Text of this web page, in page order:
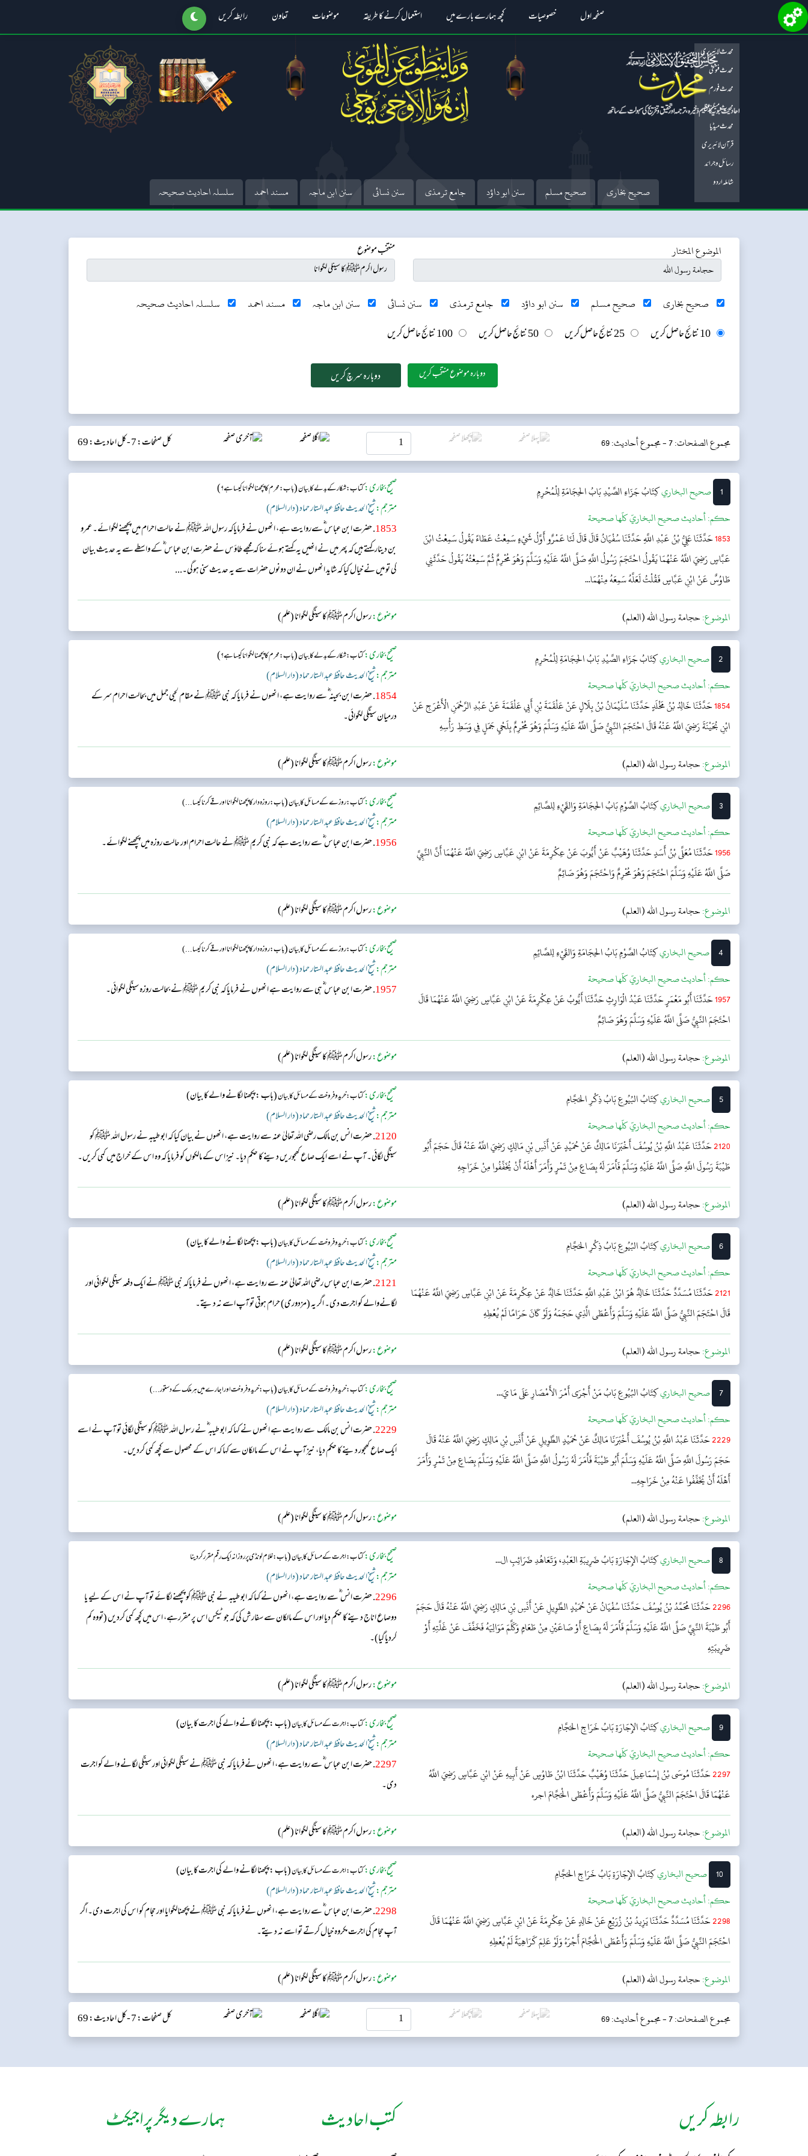
صفحہ اول خصوصیات کچھ ہمارے بارے میں استعمال کرنے کا طریقہ موضوعات تعاون رابطہ کریں
محدث لائبریری
محدث فتویٰ
محدث فورم
محدث میگزین
محدث میڈیا
قرآن لائبریری
رسائل و جرائد
شاملہ اردو
صحیح بخاری صحیح مسلم سنن ابو داؤد جامع ترمذی سنن نسائی سنن ابن ماجہ مسند احمد سلسلہ احادیث صحیحہ
الموضوع المختار منتخب موضوع
صحیح بخاری صحیح مسلم سنن ابو داؤد جامع ترمذی سنن نسائی سنن ابن ماجہ مسند احمد
سلسلہ احادیث صحیحہ
10 نتائج حاصل کریں
25 نتائج حاصل کریں 50 نتائج حاصل کریں 100 نتائج حاصل کریں
دوبارہ موضوع منتخب کریں
مجموع الصفحات: 7 - مجموع أحاديث: 69 کل صفحات: 7 - کل احادیث: 69
1 ‌‌صحيح البخاريکِتَابُ جَزَاءِ الصَّيْدِبَابُ الحِجَامَةِ لِلْمُحْرِمِ
حکم:أحاديث صحيح البخاريّ كلّها صحيحة
1853حَدَّثَنَا عَلِيُّ بْنُ عَبْدِ اللَّهِ حَدَّثَنَا سُفْيَانُ قَالَ قَالَ لَنَا عَمْرٌو أَوَّلُ شَيْءٍ سَمِعْتُ عَطَاءً يَقُولُ سَمِعْتُ ابْنَ
عَبَّاسٍ رَضِيَ اللَّهُ عَنْهُمَا يَقُولُ احْتَجَمَ رَسُولُ اللَّهِ صَلَّى اللَّهُ عَلَيْهِ وَسَلَّمَ وَهُوَ مُحْرِمٌ ثُمَّ سَمِعْتُهُ يَقُولُ حَدَّثَنِي
طَاوُسٌ عَنْ ابْنِ عَبَّاسٍ فَقُلْتُ لَعَلَّهُ سَمِعَهُ مِنْهُمَا...
صحیح بخاری:کتاب: شکار کے بدلے کا بیان(باب : محرم کا پچھنا لگوانا کیسا ہے؟)
مترجم:شیخ الحدیث حافظ عبد الستار حماد (دار السلام)
1853 . حضرت ابن عباس ؓ سےروایت ہے، انھوں نے فرمایاکہ رسول اللہ ﷺ نے حالت احرام میں پچھنے لگوائے۔ عمرو
بن دینار کہتے ہیں کہ پھر میں نے انھیں یہ کہتے ہوئے سنا کہ مجھے طاؤس نے حضرت ابن عباس ؓ کے واسطے سے یہ حدیث بیان
کی تو میں نے خیال کیا کہ شاید انھوں نے ان دونوں حضرات سے یہ حدیث سنی ہوگی۔...
الموضوع:حجامة رسول الله (العلم) موضوع:رسول اکرمﷺ کا سینگی لگوانا (علم)
2 ‌‌صحيح البخاريکِتَابُ جَزَاءِ الصَّيْدِبَابُ الحِجَامَةِ لِلْمُحْرِمِ
حکم:أحاديث صحيح البخاريّ كلّها صحيحة
1854حَدَّثَنَا خَالِدُ بْنُ مَخْلَدٍ حَدَّثَنَا سُلَيْمَانُ بْنُ بِلَالٍ عَنْ عَلْقَمَةَ بْنِ أَبِي عَلْقَمَةَ عَنْ عَبْدِ الرَّحْمَنِ الْأَعْرَجِ عَنْ
ابْنِ بُحَيْنَةَ رَضِيَ اللَّهُ عَنْهُ قَالَ احْتَجَمَ النَّبِيُّ صَلَّى اللَّهُ عَلَيْهِ وَسَلَّمَ وَهُوَ مُحْرِمٌ بِلَحْيِ جَمَلٍ فِي وَسَطِ رَأْسِهِ
صحیح بخاری:کتاب: شکار کے بدلے کا بیان(باب : محرم کا پچھنا لگوانا کیسا ہے؟)
مترجم:شیخ الحدیث حافظ عبد الستار حماد (دار السلام)
1854 . حضرت ابن بحینہ ؓ سے روایت ہے، انھوں نے فرمایا کہ نبی ﷺ نے مقام لحیی جمل میں بحالت احرام سر کے
درمیان سینگی لگوائی۔
الموضوع:حجامة رسول الله (العلم) موضوع:رسول اکرمﷺ کا سینگی لگوانا (علم)
3 ‌‌صحيح البخاريكِتَابُ الصَّوْمِبَابُ الحِجَامَةِ وَالقَيْءِ لِلصَّائِمِ
حکم:أحاديث صحيح البخاريّ كلّها صحيحة
1956حَدَّثَنَا مُعَلَّى بْنُ أَسَدٍ حَدَّثَنَا وُهَيْبٌ عَنْ أَيُّوبَ عَنْ عِكْرِمَةَ عَنْ ابْنِ عَبَّاسٍ رَضِيَ اللَّهُ عَنْهُمَا أَنَّ النَّبِيَّ
صَلَّى اللَّهُ عَلَيْهِ وَسَلَّمَ احْتَجَمَ وَهُوَ مُحْرِمٌ وَاحْتَجَمَ وَهُوَ صَائِمٌ
صحیح بخاری:کتاب: روزے کے مسائل کا بیان(باب : روزہ دار کا پچھنا لگوانا اور قے کرنا کیسا...)
مترجم:شیخ الحدیث حافظ عبد الستار حماد (دار السلام)
1956. حضرت ابن عباس ؓ سے روایت ہے کہ نبی کریم ﷺ نے حالت احرام اور حالت روزہ میں پچھنے لگوائے۔
الموضوع:حجامة رسول الله (العلم) موضوع:رسول اکرمﷺ کا سینگی لگوانا (علم)
4 ‌‌صحيح البخاريكِتَابُ الصَّوْمِبَابُ الحِجَامَةِ وَالقَيْءِ لِلصَّائِمِ
حکم:أحاديث صحيح البخاريّ كلّها صحيحة
1957حَدَّثَنَا أَبُو مَعْمَرٍ حَدَّثَنَا عَبْدُ الْوَارِثِ حَدَّثَنَا أَيُّوبُ عَنْ عِكْرِمَةَ عَنْ ابْنِ عَبَّاسٍ رَضِيَ اللَّهُ عَنْهُمَا قَالَ
احْتَجَمَ النَّبِيُّ صَلَّى اللَّهُ عَلَيْهِ وَسَلَّمَ وَهُوَ صَائِمٌ
صحیح بخاری:کتاب: روزے کے مسائل کا بیان(باب : روزہ دار کا پچھنا لگوانا اور قے کرنا کیسا...)
مترجم:شیخ الحدیث حافظ عبد الستار حماد (دار السلام)
1957. حضرت ابن عباس ؓ ہی سے روایت ہے انھوں نے فرمایا کہ نبی کریم ﷺ نے بحالت روزہ سینگی لگوائی۔
الموضوع:حجامة رسول الله (العلم) موضوع:رسول اکرمﷺ کا سینگی لگوانا (علم)
5 ‌‌صحيح البخاريكِتَابُ البُيُوعِبَابُ ذِكْرِ الحَجَّامِ
حکم:أحاديث صحيح البخاريّ كلّها صحيحة
2120حَدَّثَنَا عَبْدُ اللَّهِ بْنُ يُوسُفَ أَخْبَرَنَا مَالِكٌ عَنْ حُمَيْدٍ عَنْ أَنَسِ بْنِ مَالِكٍ رَضِيَ اللَّهُ عَنْهُ قَالَ حَجَمَ أَبُو
طَيْبَةَ رَسُولَ اللَّهِ صَلَّى اللَّهُ عَلَيْهِ وَسَلَّمَ فَأَمَرَ لَهُ بِصَاعٍ مِنْ تَمْرٍ وَأَمَرَ أَهْلَهُ أَنْ يُخَفِّفُوا مِنْ خَرَاجِهِ
صحیح بخاری:کتاب: خرید و فروخت کے مسائل کا بیان(باب : پچھنا لگانے والے کا بیان)
مترجم:شیخ الحدیث حافظ عبد الستار حماد (دار السلام)
2120. حضرت انس بن مالک رضی اللہ تعالیٰ عنہ سے روایت ہے، انھوں نے بیان کیا کہ ابو طیبہ نے رسول اللہ ﷺ کو
سینگی لگائی۔ آپ نے اسے ایک صاع کھجوریں دینے کا حکم دیا۔ نیز اس کے مالکوں کو فرمایا کہ وہ اس کے خراج میں کمی کریں۔
الموضوع:حجامة رسول الله (العلم) موضوع:رسول اکرمﷺ کا سینگی لگوانا (علم)
6 ‌‌صحيح البخاريكِتَابُ البُيُوعِبَابُ ذِكْرِ الحَجَّامِ
حکم:أحاديث صحيح البخاريّ كلّها صحيحة
2121حَدَّثَنَا مُسَدَّدٌ حَدَّثَنَا خَالِدٌ هُوَ ابْنُ عَبْدِ اللَّهِ حَدَّثَنَا خَالِدٌ عَنْ عِكْرِمَةَ عَنْ ابْنِ عَبَّاسٍ رَضِيَ اللَّهُ عَنْهُمَا
قَالَ احْتَجَمَ النَّبِيُّ صَلَّى اللَّهُ عَلَيْهِ وَسَلَّمَ وَأَعْطَى الَّذِي حَجَمَهُ وَلَوْ كَانَ حَرَامًا لَمْ يُعْطِهِ
صحیح بخاری:کتاب: خرید و فروخت کے مسائل کا بیان(باب : پچھنا لگانے والے کا بیان)
مترجم:شیخ الحدیث حافظ عبد الستار حماد (دار السلام)
2121
. حضرت ابن عباس رضی اللہ تعالیٰ عنہ سے روایت ہے، انھوں نے فرمایاکہ نبی ﷺ نے ایک دفعہ سینگی لگوائی اور
لگانےوالے کو اجرت دی۔ اگر یہ (مزدوری) حرام ہوتی تو آپ اسے نہ دیتے۔
الموضوع:حجامة رسول الله (العلم) موضوع:رسول اکرمﷺ کا سینگی لگوانا (علم)
7 ‌‌صحيح البخاريكِتَابُ البُيُوعِبَابُ مَنْ أَجْرَى أَمْرَ الأَمْصَارِ عَلَى مَا يَ...
حکم:أحاديث صحيح البخاريّ كلّها صحيحة
2229حَدَّثَنَا عَبْدُ اللَّهِ بْنُ يُوسُفَ أَخْبَرَنَا مَالِكٌ عَنْ حُمَيْدٍ الطَّوِيلِ عَنْ أَنَسِ بْنِ مَالِكٍ رَضِيَ اللَّهُ عَنْهُ قَالَ
حَجَمَ رَسُولَ اللَّهِ صَلَّى اللَّهُ عَلَيْهِ وَسَلَّمَ أَبُو طَيْبَةَ فَأَمَرَ لَهُ رَسُولُ اللَّهِ صَلَّى اللَّهُ عَلَيْهِ وَسَلَّمَ بِصَاعٍ مِنْ تَمْرٍ وَأَمَرَ
أَهْلَهُ أَنْ يُخَفِّفُوا عَنْهُ مِنْ خَرَاجِهِ...
صحیح بخاری:کتاب: خرید و فروخت کے مسائل کا بیان(باب : خریدو فروخت اور اجارے میں ہر ملک کے دستور...)
مترجم:شیخ الحدیث حافظ عبد الستار حماد (دار السلام)
2229. حضرت انس بن مالک سے روایت ہے انھوں نے کہا کہ ابو طیبہ ؓ نے رسول اللہ ﷺ کو سینگی لگائی تو آپ نے اسے
ایک صاع کھجور دینے کا حکم دیا، نیز آپ نے اس کے مالکان سے کہا کہ اس کے محصول سے کچھ کمی کردیں۔
الموضوع:حجامة رسول الله (العلم) موضوع:رسول اکرمﷺ کا سینگی لگوانا (علم)
8 ‌‌صحيح البخاريكِتَابُ الإِجَارَةِبَابُ ضَرِيبَةِ العَبْدِ، وَتَعَاهُدِ ضَرَائِبِ ال...
حکم:أحاديث صحيح البخاريّ كلّها صحيحة
2296حَدَّثَنَا مُحَمَّدُ بْنُ يُوسُفَ حَدَّثَنَا سُفْيَانُ عَنْ حُمَيْدٍ الطَّوِيلِ عَنْ أَنَسِ بْنِ مَالِكٍ رَضِيَ اللَّهُ عَنْهُ قَالَ حَجَمَ
أَبُو طَيْبَةَ النَّبِيَّ صَلَّى اللَّهُ عَلَيْهِ وَسَلَّمَ فَأَمَرَ لَهُ بِصَاعٍ أَوْ صَاعَيْنِ مِنْ طَعَامٍ وَكَلَّمَ مَوَالِيَهُ فَخَفَّفَ عَنْ غَلَّتِهِ أَوْ
ضَرِيبَتِهِ
صحیح بخاری:کتاب: اجرت کے مسائل کا بیان(باب: غلام لونڈی پر روزانہ ایک رقم مقرر کردینا
مترجم:شیخ الحدیث حافظ عبد الستار حماد (دار السلام)
2296. حضرت انس ؓ سے روایت ہے، انھوں نے کہا کہ ابو طیبہ نے نبی ﷺ کو پچھنے لگائے تو آپ نے اس کے لیے یا
دوصاع اناج دینے کا حکم دیا اور اس کے مالکان سے سفارش کی کہ جو ٹیکس اس پر مقررہے، اس میں کچھ کمی کردیں (تووہ کم
کردیا گیا)۔
الموضوع:حجامة رسول الله (العلم) موضوع:رسول اکرمﷺ کا سینگی لگوانا (علم)
9 ‌‌صحيح البخاريكِتَابُ الإِجَارَةِبَابُ خَرَاجِ الحَجَّامِ
حکم:أحاديث صحيح البخاريّ كلّها صحيحة
2297حَدَّثَنَا مُوسَى بْنُ إِسْمَاعِيلَ حَدَّثَنَا وُهَيْبٌ حَدَّثَنَا ابْنُ طَاوُسٍ عَنْ أَبِيهِ عَنْ ابْنِ عَبَّاسٍ رَضِيَ اللَّهُ
عَنْهُمَا قَالَ احْتَجَمَ النَّبِيُّ صَلَّى اللَّهُ عَلَيْهِ وَسَلَّمَ وَأَعْطَى الْحَجَّامَ اجره
صحیح بخاری:کتاب: اجرت کے مسائل کا بیان(باب : پچھنا لگانے والے کی اجرت کا بیان)
مترجم:شیخ الحدیث حافظ عبد الستار حماد (دار السلام)
2297. حضرت ابن عباس ؓ سے روایت ہے، انھوں نےفرمایا کہ نبی ﷺ نے سینگی لگوائی اور سینگی لگانے والے کو اجرت
دی۔
الموضوع:حجامة رسول الله (العلم) موضوع:رسول اکرمﷺ کا سینگی لگوانا (علم)
10 ‌‌صحيح البخاريكِتَابُ الإِجَارَةِبَابُ خَرَاجِ الحَجَّامِ
حکم:أحاديث صحيح البخاريّ كلّها صحيحة
2298حَدَّثَنَا مُسَدَّدٌ حَدَّثَنَا يَزِيدُ بْنُ زُرَيْعٍ عَنْ خَالِدٍ عَنْ عِكْرِمَةَ عَنْ ابْنِ عَبَّاسٍ رَضِيَ اللَّهُ عَنْهُمَا قَالَ
احْتَجَمَ النَّبِيُّ صَلَّى اللَّهُ عَلَيْهِ وَسَلَّمَ وَأَعْطَى الْحَجَّامَ أَجْرَهُ وَلَوْ عَلِمَ كَرَاهِيَةً لَمْ يُعْطِهِ
صحیح بخاری:کتاب: اجرت کے مسائل کا بیان(باب : پچھنا لگانے والے کی اجرت کا بیان)
مترجم:شیخ الحدیث حافظ عبد الستار حماد (دار السلام)
2298. حضرت ابن عباس ؓ سے روایت ہے، انھوں نےفرمایا کہ نبی ﷺ نے پچھنالگوایا اور حجام کو اس کی اجرت دی۔ اگر
آپ حجام کی اجرت مکروہ خیال کرتے تو اسے نہ دیتے۔
الموضوع:حجامة رسول الله (العلم) موضوع:رسول اکرمﷺ کا سینگی لگوانا (علم)
مجموع الصفحات: 7 - مجموع أحاديث: 69 کل صفحات: 7 - کل احادیث: 69
رابطہ کریں کتب احادیث ہمارے دیگر پراجیکٹ